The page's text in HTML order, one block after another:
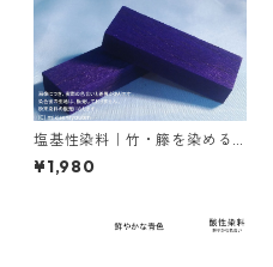
塩基性染料｜竹・籐を染める
｜20g｜メチルバイオレット
ピュアスペシャル（紫色）
¥1,980